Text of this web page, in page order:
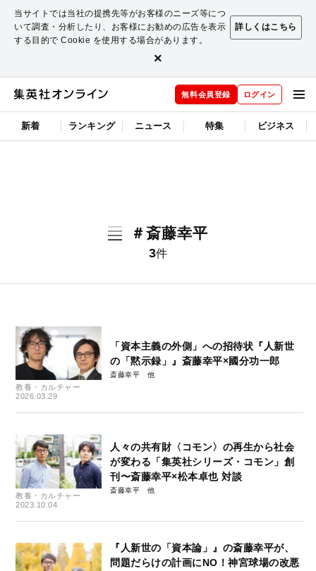
当サイトでは当社の提携先等がお客様のニーズ等につ
いて調査・分析したり、お客様にお勧めの広告を表示
する目的で Cookie を使用する場合があります。
詳しくはこちら
×
無料会員登録 ログイン
新着 ランキング ニュース 特集 ビジネス
＃斎藤幸平
3件
教養・カルチャー
2026.03.29
「資本主義の外側」への招待状『人新世
の「黙示録」』斎藤幸平×國分功一郎
斎藤幸平
教養・カルチャー
2023.10.04
人々の共有財〈コモン〉の再生から社会
が変わる「集英社シリーズ・コモン」創
刊〜斎藤幸平×松本卓也 対談
斎藤幸平
『人新世の「資本論」』の斎藤幸平が、
問題だらけの計画にNO！神宮球場の改悪